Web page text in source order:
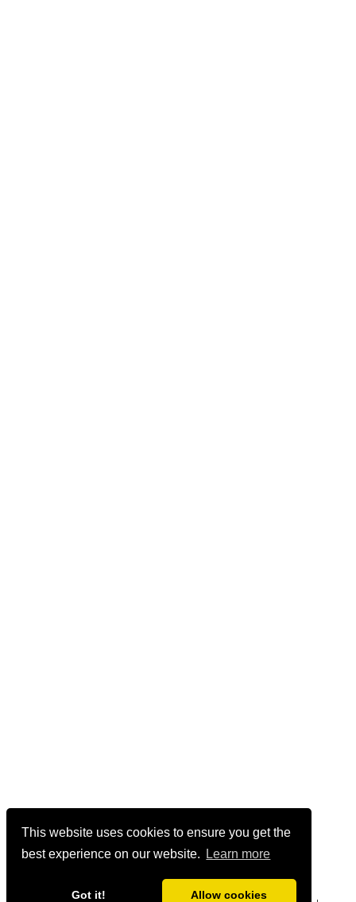
This website uses cookies to ensure you get the
best experience on our website.
Learn more
Got it! Allow cookies